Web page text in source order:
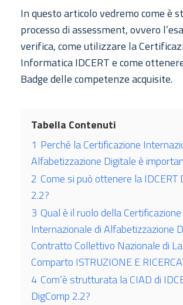
In questo articolo vedremo come è
processo di assessment, ovvero
verifica, come utilizzare la
Informatica IDCERT e come
Badge delle competenze acquisite.
Tabella Contenuti
1 Perché la Certificazione
Alfabetizzazione Digitale è
2 Come si può ottenere la IDCERT
2.2?
3 Qual è il ruolo della Certificazione
Internazionale di Alfabetizzazione
Contratto Collettivo Nazionale di
Comparto ISTRUZIONE E
4 Com’è strutturata la CIAD di
DigComp 2.2?